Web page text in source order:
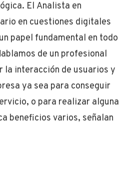
El Analista en
en cuestiones digitales
papel fundamental en todo
de un profesional
la interacción de usuarios y
ya sea para conseguir
o para realizar alguna
beneficios varios, señalan